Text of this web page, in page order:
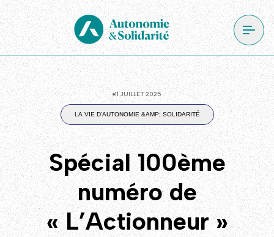
11 JUILLET 2025
LA VIE D'AUTONOMIE &AMP; SOLIDARITÉ
Spécial 100ème
numéro de
« L’Actionneur »